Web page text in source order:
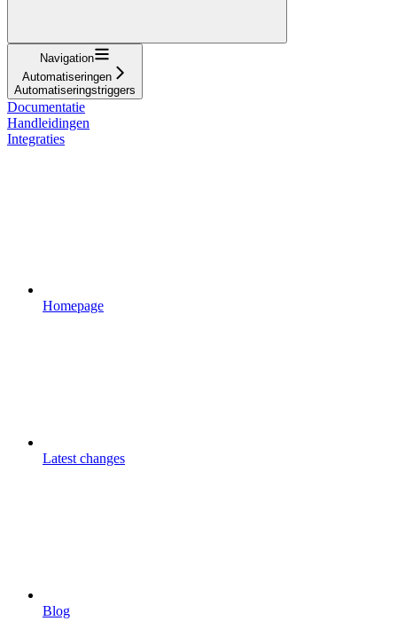
Navigation
Automatiseringen
Automatiseringstriggers
Documentatie
Handleidingen
Integraties
Homepage
Latest changes
Blog